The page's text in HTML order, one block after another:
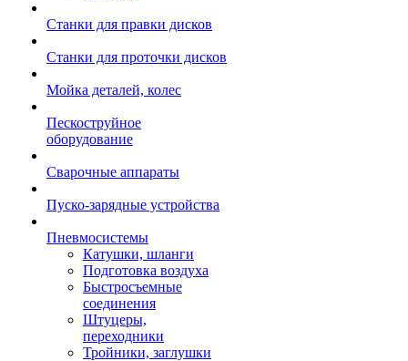
Станки для правки дисков
Станки для проточки дисков
Мойка деталей, колес
Пескоструйное
оборудование
Сварочные аппараты
Пуско-зарядные устройства
Пневмосистемы
Катушки, шланги
Подготовка воздуха
Быстросъемные
соединения
Штуцеры,
переходники
Тройники, заглушки